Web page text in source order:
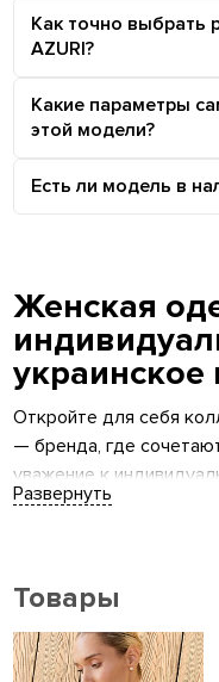
Как точно выбрать
AZURI?
Какие параметры
этой модели?
Есть ли модель в
Женская
украинское
Откройте для себя
— бренда, где
уважение к
подчеркивает ваш
праздничных выходов,
расслабленного
О бренде
Товары